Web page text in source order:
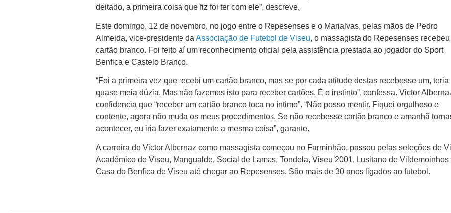
deitado, a primeira coisa que fiz foi ter com ele”, descreve.
Este domingo, 12 de novembro, no jogo entre o Repesenses e o Marialvas, pelas mãos de Pedro
Almeida, vice-presidente daAssociação de Futebol de Viseu, o massagista do Repesenses recebeu
cartão branco. Foi feito aí um reconhecimento oficial pela assistência prestada ao jogador do Sport
Benfica e Castelo Branco.
“Foi a primeira vez que recebi um cartão branco, mas se por cada atitude destas recebesse um, teria
quase meia dúzia. Mas não fazemos isto para receber cartões. É o instinto”, confessa. Victor
confidencia que “receber um cartão branco toca no íntimo”. “Não posso mentir. Fiquei orgulhoso e
contente, agora não muda os meus procedimentos. Se não recebesse cartão branco e amanhã
acontecer, eu iria fazer exatamente a mesma coisa”, garante.
A carreira de Victor Albernaz como massagista começou no Farminhão, passou pelas seleções de
Académico de Viseu, Mangualde, Social de Lamas, Tondela, Viseu 2001, Lusitano de Vildemoinhos
Casa do Benfica de Viseu até chegar ao Repesenses. São mais de 30 anos ligados ao futebol.